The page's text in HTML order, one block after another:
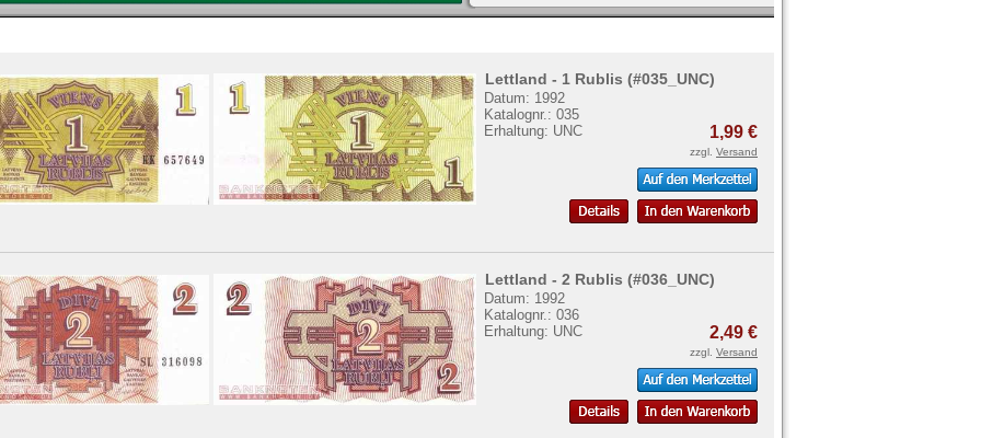
Lettland - 1 Rublis (#035_UNC)
Datum: 1992
Katalognr.: 035
Erhaltung: UNC
1,99 €
zzgl. Versand
Lettland - 2 Rublis (#036_UNC)
Datum: 1992
Katalognr.: 036
Erhaltung: UNC
2,49 €
zzgl. Versand